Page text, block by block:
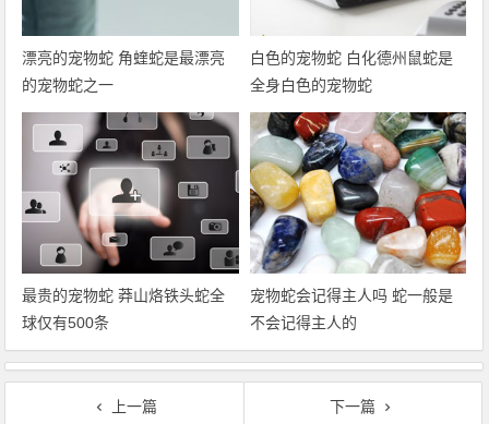
漂亮的宠物蛇 角蝰蛇是最漂亮
的宠物蛇之一
白色的宠物蛇 白化德州鼠蛇是
全身白色的宠物蛇
最贵的宠物蛇 莽山烙铁头蛇全
球仅有500条
宠物蛇会记得主人吗 蛇一般是
不会记得主人的
上一篇
下一篇